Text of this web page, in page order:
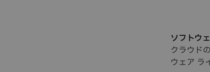
ソフトウ
クラウド
ウェア ラ